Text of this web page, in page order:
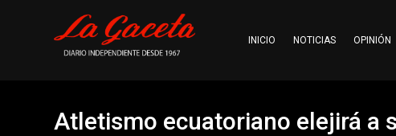
INICIO NOTICIAS OPINIÓN
Atletismo ecuatoriano elejirá a